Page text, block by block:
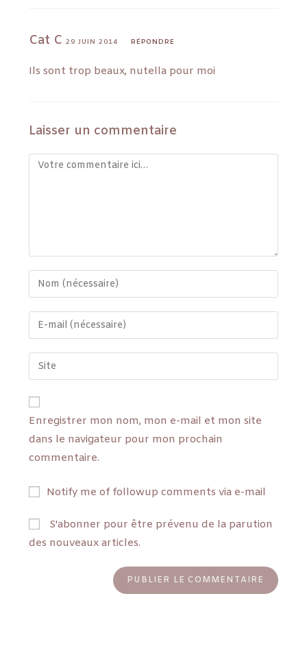
Cat C29 JUIN 2014 RÉPONDRE
Ils sont trop beaux, nutella pour moi
Laisser un commentaire
Enregistrer mon nom, mon e-mail et mon site
dans le navigateur pour mon prochain
commentaire.
Notify me of followup comments via e-mail
S'abonner pour être prévenu de la parution
des nouveaux articles.